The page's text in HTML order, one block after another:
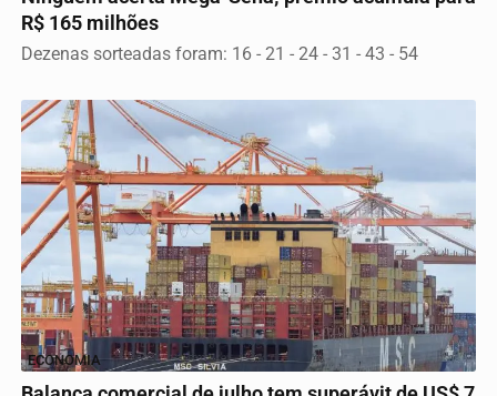
R$ 165 milhões
Dezenas sorteadas foram: 16 - 21 - 24 - 31 - 43 - 54
ECONOMIA